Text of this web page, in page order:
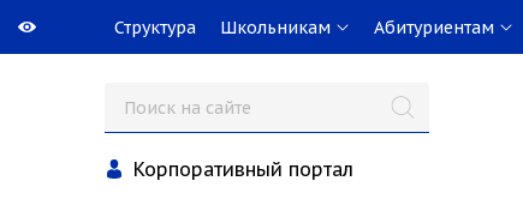
Структура Школьникам Абитуриентам
Корпоративный портал